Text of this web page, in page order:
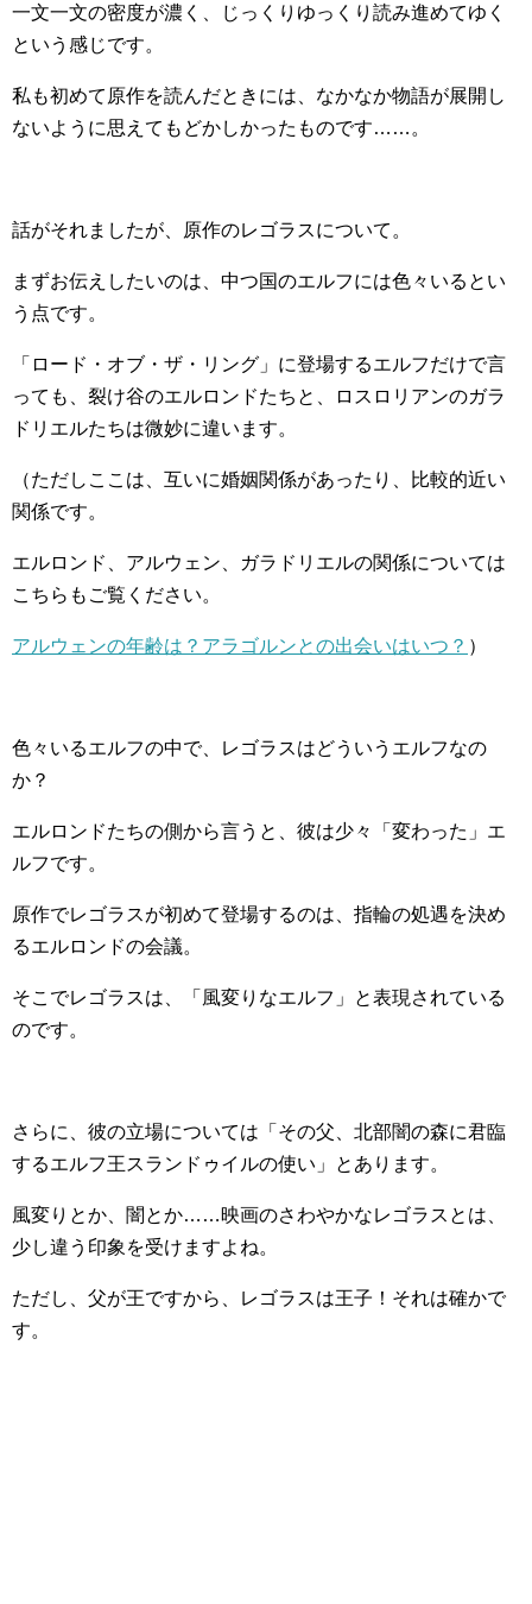
一文一文の密度が濃く、じっくりゆっくり読み進めてゆく
という感じです。
私も初めて原作を読んだときには、なかなか物語が展開し
ないように思えてもどかしかったものです……。
話がそれましたが、原作のレゴラスについて。
まずお伝えしたいのは、中つ国のエルフには色々いるとい
う点です。
「ロード・オブ・ザ・リング」に登場するエルフだけで言
っても、裂け谷のエルロンドたちと、ロスロリアンのガラ
ドリエルたちは微妙に違います。
（ただしここは、互いに婚姻関係があったり、比較的近い
関係です。
エルロンド、アルウェン、ガラドリエルの関係については
こちらもご覧ください。
アルウェンの年齢は？アラゴルンとの出会いはいつ？ ）
色々いるエルフの中で、レゴラスはどういうエルフなの
か？
エルロンドたちの側から言うと、彼は少々「変わった」エ
ルフです。
原作でレゴラスが初めて登場するのは、指輪の処遇を決め
るエルロンドの会議。
そこでレゴラスは、「風変りなエルフ」と表現されている
のです。
さらに、彼の立場については「その父、北部闇の森に君臨
するエルフ王スランドゥイルの使い」とあります。
風変りとか、闇とか……映画のさわやかなレゴラスとは、
少し違う印象を受けますよね。
ただし、父が王ですから、レゴラスは王子！それは確かで
す。